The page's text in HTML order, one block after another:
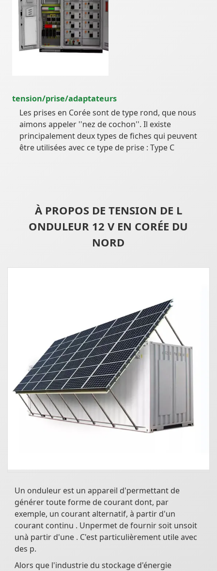
tension/prise/adaptateurs
Les prises en Corée sont de type rond, que nous
aimons appeler ''nez de cochon''. Il existe
principalement deux types de fiches qui peuvent
être utilisées avec ce type de prise : Type C
À PROPOS DE TENSION DE L
ONDULEUR 12 V EN CORÉE DU
NORD
Un onduleur est un appareil d'permettant de
générer toute forme de courant dont, par
exemple, un courant alternatif, à partir d'un
courant continu . Unpermet de fournir soit unsoit
unà partir d'une . C'est particulièrement utile avec
des p.
Alors que l'industrie du stockage d'énergie